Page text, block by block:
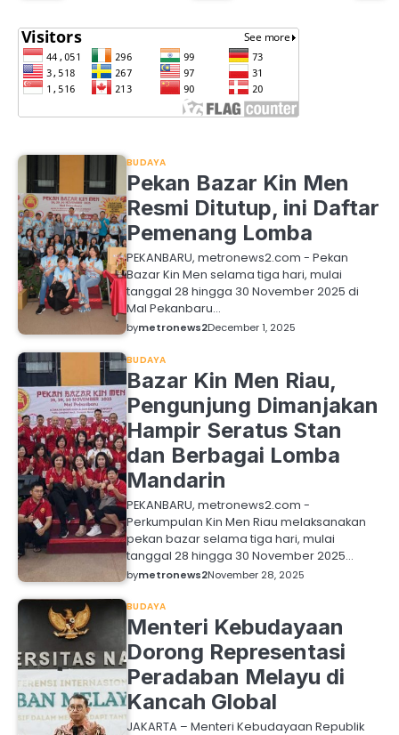
BUDAYA
Pekan Bazar Kin Men
Resmi Ditutup, ini Daftar
Pemenang Lomba
PEKANBARU, metronews2.com - Pekan
Bazar Kin Men selama tiga hari, mulai
tanggal 28 hingga 30 November 2025 di
Mal Pekanbaru…
bymetronews2December 1, 2025
BUDAYA
Bazar Kin Men Riau,
Pengunjung Dimanjakan
Hampir Seratus Stan
dan Berbagai Lomba
Mandarin
PEKANBARU, metronews2.com -
Perkumpulan Kin Men Riau melaksanakan
pekan bazar selama tiga hari, mulai
tanggal 28 hingga 30 November 2025…
bymetronews2November 28, 2025
BUDAYA
Menteri Kebudayaan
Dorong Representasi
Peradaban Melayu di
Kancah Global
JAKARTA – Menteri Kebudayaan Republik